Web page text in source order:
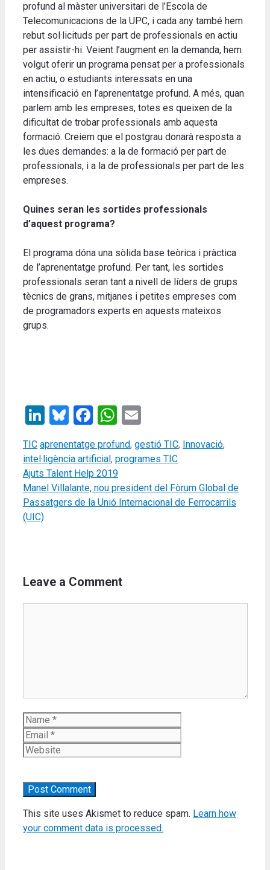
profund al màster universitari de l’Escola de
Telecomunicacions de la UPC, i cada any també hem
rebut sol·licituds per part de professionals en actiu
per assistir-hi. Veient l’augment en la demanda, hem
volgut oferir un programa pensat per a professionals
en actiu, o estudiants interessats en una
intensificació en l’aprenentatge profund. A més, quan
parlem amb les empreses, totes es queixen de la
dificultat de trobar professionals amb aquesta
formació. Creiem que el postgrau donarà resposta a
les dues demandes: a la de formació per part de
professionals, i a la de professionals per part de les
empreses.
Quines seran les sortides professionals
d’aquest programa?
El programa dóna una sòlida base teòrica i pràctica
de l’aprenentatge profund. Per tant, les sortides
professionals seran tant a nivell de líders de grups
tècnics de grans, mitjanes i petites empreses com
de programadors experts en aquests mateixos
grups.
LinkedIn
Bluesky
Facebook
WhatsApp
Categories
TIC Tags
aprenentatge profund, gestió TIC, Innovació,
intel·ligència artificial , programes TIC
Ajuts Talent Help 2019
Manel Villalante, nou president del Fòrum Global de
Passatgers de la Unió Internacional de Ferrocarrils
(UIC)
Leave a Comment
Name
This site uses Akismet to reduce spam. Learn how
your comment data is processed.